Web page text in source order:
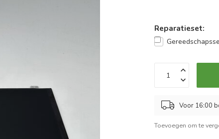
Reparatieset:
Voor 16:00
Toevoegen om te